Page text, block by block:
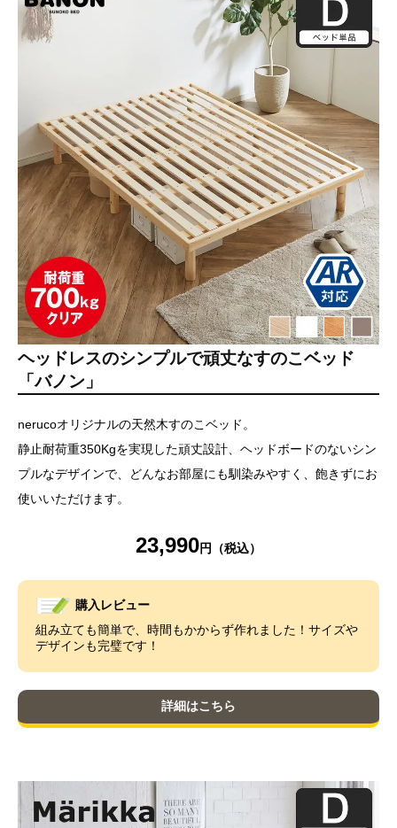
ヘッドレスのシンプルで頑丈なすのこベッド
「バノン」
nerucoオリジナルの天然木すのこベッド。
静止耐荷重350Kgを実現した頑丈設計、ヘッドボードのないシン
プルなデザインで、どんなお部屋にも馴染みやすく、飽きずにお
使いいただけます。
23,990
購入レビュー
組み立ても簡単で、時間もかからず作れました！サイズや
デザインも完璧です！
詳細はこちら